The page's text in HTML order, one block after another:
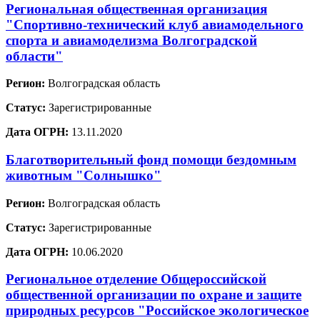
Региональная общественная организация
"Спортивно-технический клуб авиамодельного
спорта и авиамоделизма Волгоградской
области"
Регион: Волгоградская область
Статус: Зарегистрированные
Дата ОГРН: 13.11.2020
Благотворительный фонд помощи бездомным
животным "Солнышко"
Регион: Волгоградская область
Статус: Зарегистрированные
Дата ОГРН: 10.06.2020
Региональное отделение Общероссийской
общественной организации по охране и защите
природных ресурсов "Российское экологическое